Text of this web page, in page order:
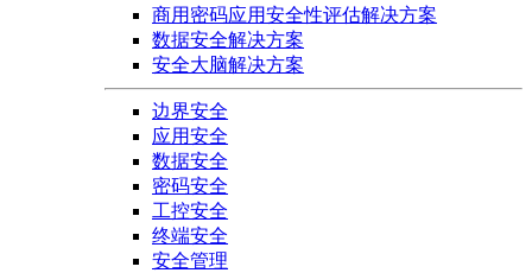
商用密码应用安全性评估解决方案
数据安全解决方案
安全大脑解决方案
边界安全
应用安全
数据安全
密码安全
工控安全
终端安全
安全管理